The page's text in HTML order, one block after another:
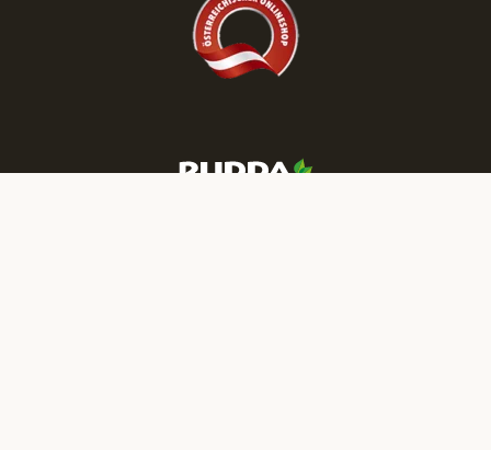
Besuchen Sie die RUDDA Schauräume
und entdecken Sie Parkett & Türen zu
reduzierten Preisen!